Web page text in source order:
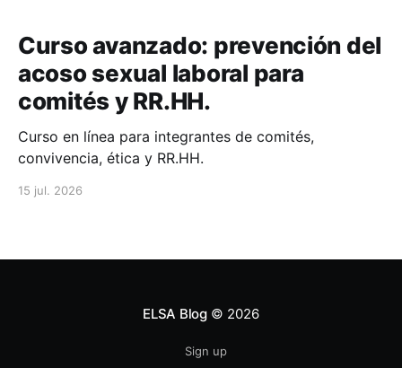
Curso avanzado: prevención del
acoso sexual laboral para
comités y RR.HH.
Curso en línea para integrantes de comités,
convivencia, ética y RR.HH.
15 jul. 2026
ELSA Blog© 2026
Sign up